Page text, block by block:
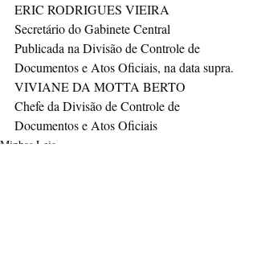
ERIC RODRIGUES VIEIRA
Secretário do Gabinete Central
Publicada na Divisão de Controle de
Documentos e Atos Oficiais, na data supra.
VIVIANE DA MOTTA BERTO
Chefe da Divisão de Controle de
Documentos e Atos Oficiais
Minhas Leis